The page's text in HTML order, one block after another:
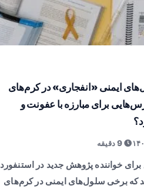
ایمنی «انفجاری» در کرم‌های
برای مبارزه با عفونت و
9 دقیقه
خواننده پژوهش جدید در استنفورد
که برخی سلول‌های ایمنی در کرم‌های